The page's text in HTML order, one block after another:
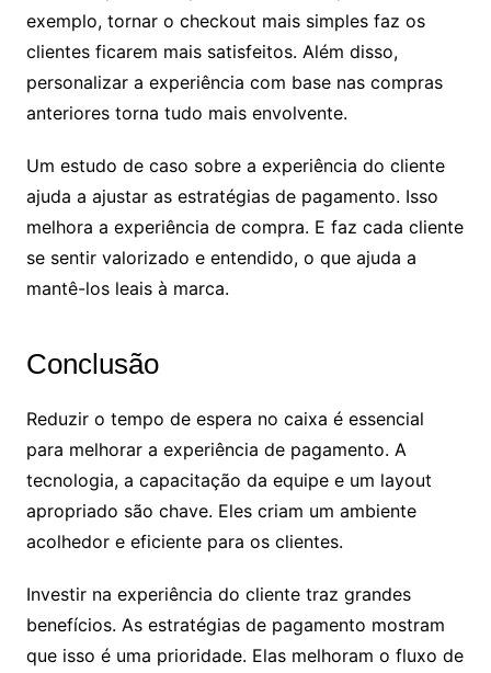
exemplo, tornar o checkout mais simples faz os
clientes ficarem mais satisfeitos. Além disso,
personalizar a experiência com base nas compras
anteriores torna tudo mais envolvente.
Um estudo de caso sobre a experiência do cliente
ajuda a ajustar as estratégias de pagamento. Isso
melhora a experiência de compra. E faz cada cliente
se sentir valorizado e entendido, o que ajuda a
mantê-los leais à marca.
Conclusão
Reduzir o tempo de espera no caixa é essencial
para melhorar a experiência de pagamento. A
tecnologia, a capacitação da equipe e um layout
apropriado são chave. Eles criam um ambiente
acolhedor e eficiente para os clientes.
Investir na experiência do cliente traz grandes
benefícios. As estratégias de pagamento mostram
que isso é uma prioridade. Elas melhoram o fluxo de